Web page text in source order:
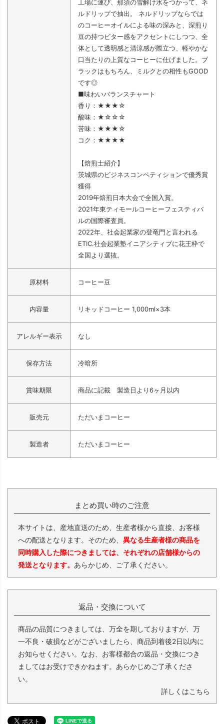
工場に運び、那須の雪解け水をつかって、ネ
ルドリップで抽出。 ネルドリップならでは
のコーヒーオイルによる味の深みと、深煎り
豆の持つビター感をアクセントにしつつ、全
体として透明感と清涼感が際立つ、軽やかな
口当たりの上質なコーヒーに仕げました。ブ
ラックはもちろん、ミルクとの相性もGOOD
です◎
■味わいバランスチャート
香り：★★★☆
酸味：★☆☆☆
苦味：★★★☆
コク：★★★★
【焙煎士紹介】
茨城県のビジネスコンペティションで優秀賞
獲得
2019年焙煎日本大会で全国入賞。
2021年東ティモールコーヒーフェスティバ
ルの国際審査員。
2022年、社会起業家の登竜門と言われる
ETIC.社会起業塾イニアシティブに花王枠で
全国より選抜。
原材料 コーヒー豆
内容量 リキッドコーヒー 1,000ml×3本
アレルギー表示 なし
保存方法 冷暗所
賞味期限 商品に記載 製造日より6ヶ月以内
販売元 ただいまコーヒー
製造者 ただいまコーヒー
まとめ買い時のご注意
本サイトは、産地直送のため、生産者様から直接、お客様
への配送となります。そのため、 異なる生産者様の商品を
同時購入した際につきましては、それぞれの店舗様からの
発送となります。 あらかじめ、ご了承ください。
返品・交換について
商品の品質につきましては、万全を期しておりますが、万
一不良・破損などがございましたら、商品到着後2日以内に
お知らせください。なお、お客様都合の返品・交換につき
ましてはお受けできかねます。あらかじめご了承くださ
い。
詳しくはこちら